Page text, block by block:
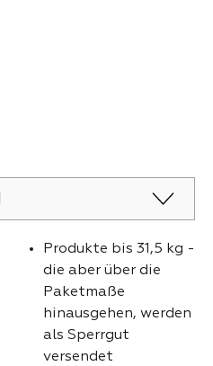
Produkte bis 31,5 kg -
die aber über die
Paketmaße
hinausgehen, werden
als Sperrgut
versendet